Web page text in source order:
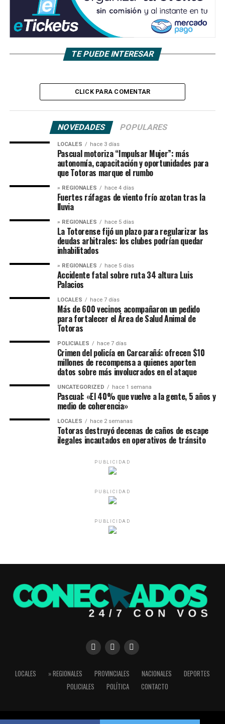
TE PUEDE INTERESAR
CLICK PARA COMENTAR
NOVEDADES POPULARES
LOCALES hace 3 días
Pascual motoriza “Impulsar Mujer”: más
autonomía, capacitación y oportunidades para
que Totoras marque el rumbo
» REGIONALES hace 4 días
Fuertes ráfagas de viento frío azotan tras la
lluvia
» REGIONALES hace 5 días
La Totorense fijó un plazo para regularizar las
deudas arbitrales: los clubes podrían quedar
inhabilitados
» REGIONALES hace 5 días
Accidente fatal sobre ruta 34 altura Luis
Palacios
LOCALES hace 7 días
Más de 600 vecinos acompañaron un pedido
para fortalecer el Área de Salud Animal de
Totoras
POLICIALES hace 7 días
Crimen del policía en Carcarañá: ofrecen $10
millones de recompensa a quienes aporten
datos sobre más involucrados en el ataque
UNCATEGORIZED hace 1 semana
Pascual: «El 40% que vuelve a la gente, 5 años y
medio de coherencia»
LOCALES hace 2 semanas
Totoras destruyó decenas de caños de escape
ilegales incautados en operativos de tránsito
PUBLICIDAD
PUBLICIDAD
PUBLICIDAD
LOCALES » REGIONALES PROVINCIALES NACIONALES
DEPORTES
POLICIALES
POLÍTICA CONTACTO